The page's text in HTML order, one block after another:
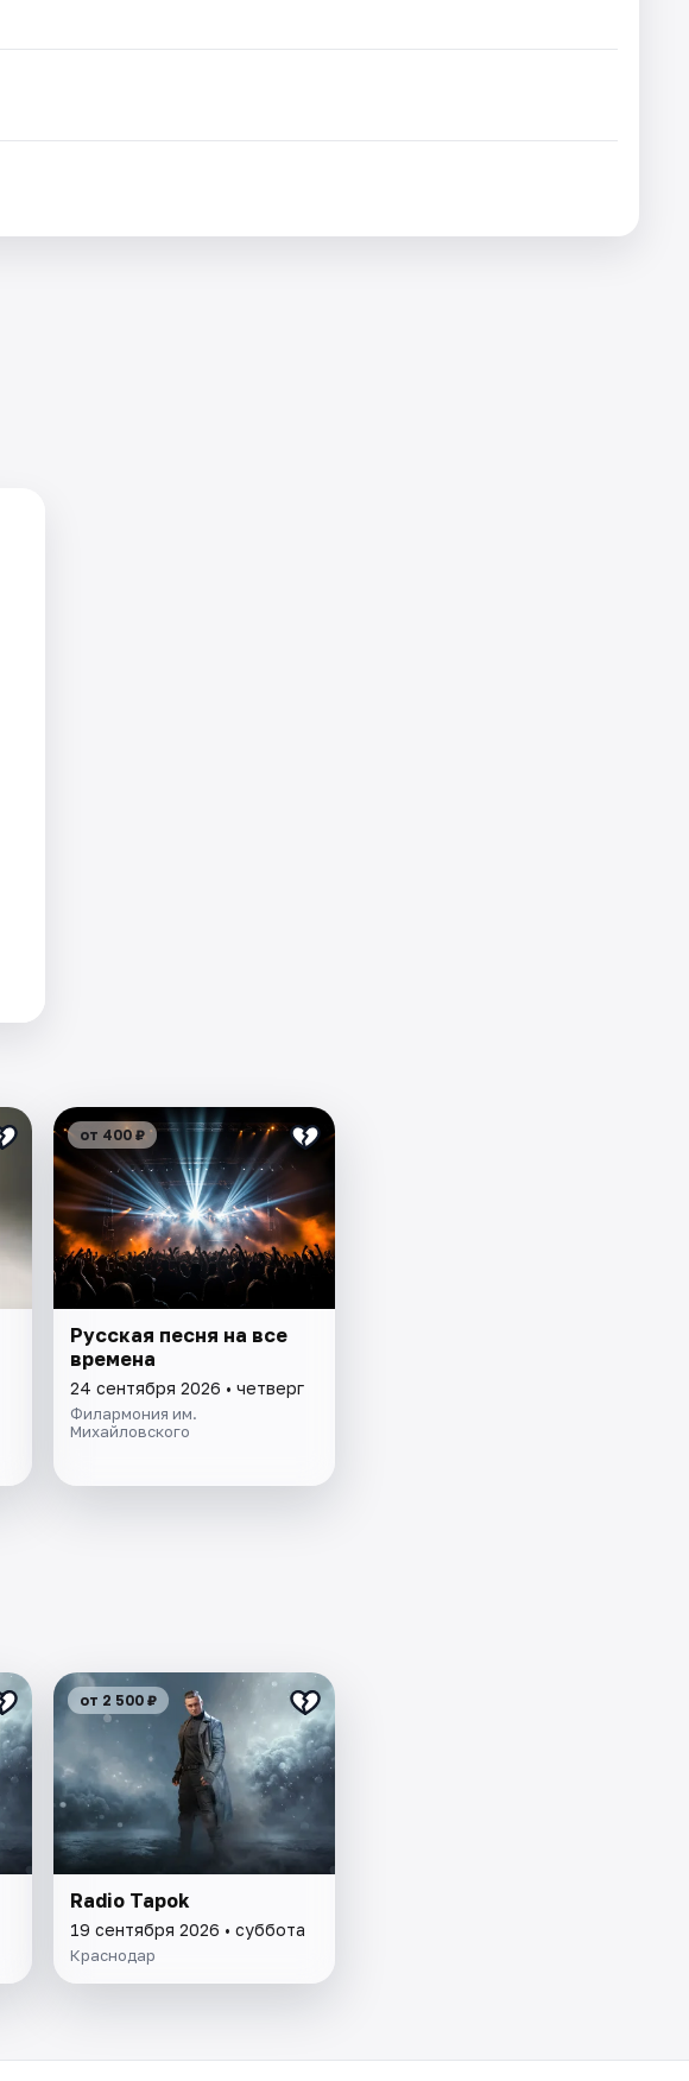
от 400 ₽
Русская песня на все
времена
24 сентября 2026 • четверг
Филармония им.
Михайловского
от 2 500 ₽
Radio Tapok
19 сентября 2026 • суббота
Краснодар